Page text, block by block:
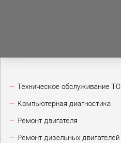
Техническое обслуживание ТО
Компьютерная диагностика
Ремонт двигателя
Ремонт дизельных двигателей